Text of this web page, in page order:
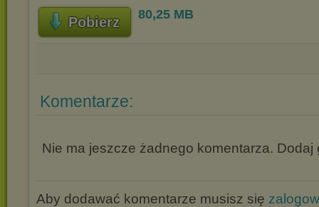
Pobierz 80,25 MB
Komentarze:
Nie ma jeszcze żadnego komentarza. Dodaj
Aby dodawać komentarze musisz się